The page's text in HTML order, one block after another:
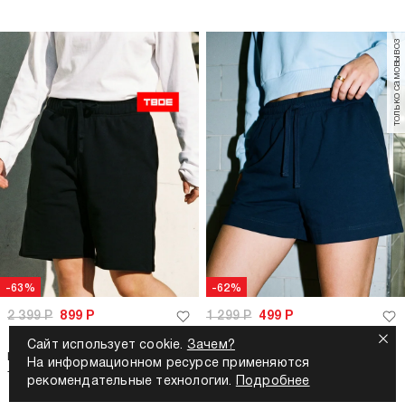
-63%
2 399Р 899 Р
Шорты удлиненные с высокой
талией
-62%
только самовывоз
1 299Р 499 Р
Шорты летние хлопок
Сайт использует cookie. Зачем?
На информационном ресурсе применяются
рекомендательные технологии.
Подробнее